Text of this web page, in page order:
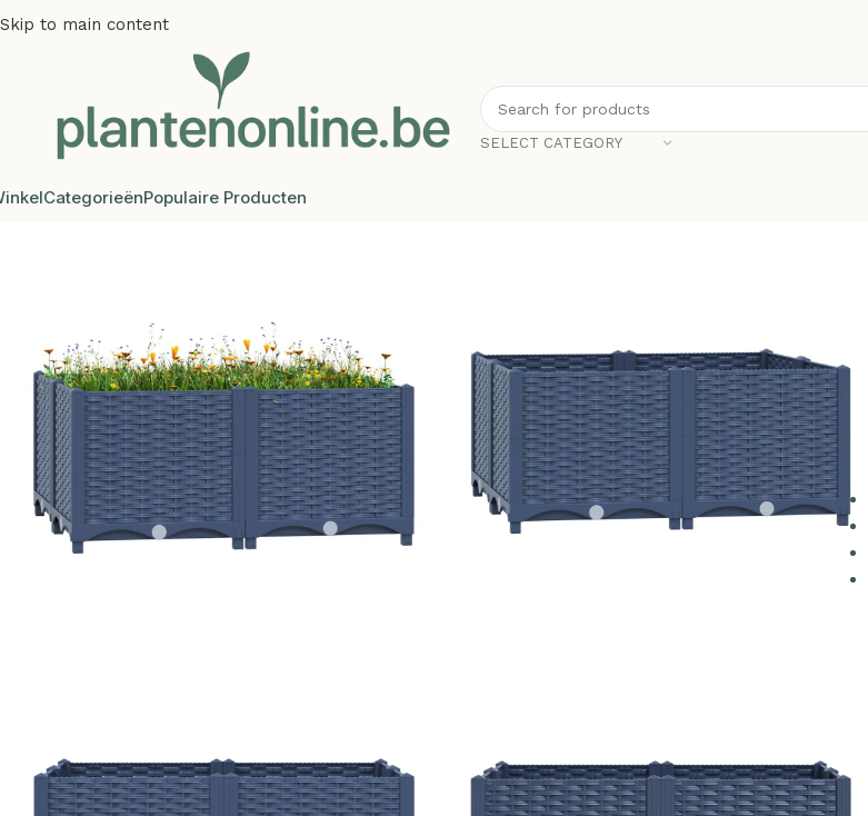
Skip to main content
SELECT CATEGORY
CategorieënPopulaire Producten
Kunstplanten